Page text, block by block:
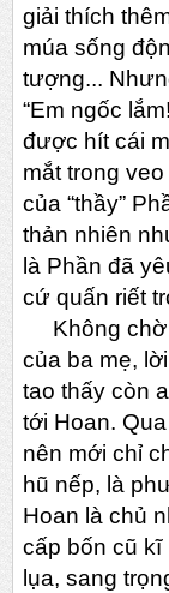
giải thích
múa sống
tượng...
“Em ngốc
được hít cái
mắt trong
của “thầy”
thản nhiên
là Phần đã
cứ quấn riết
Không chờ
của ba mẹ,
tao thấy còn
tới Hoan.
nên mới chỉ
hũ nếp, là
Hoan là chủ
cấp bốn cũ kĩ
lụa, sang